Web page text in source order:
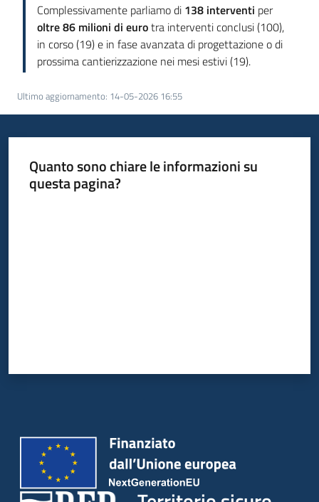
Complessivamente parliamo di 138 interventi per
oltre 86 milioni di eurotra interventi conclusi (100),
in corso (19) e in fase avanzata di progettazione o di
prossima cantierizzazione nei mesi estivi (19).
Ultimo aggiornamento: 14-05-2026 16:55
Quanto sono chiare le informazioni su
questa pagina?